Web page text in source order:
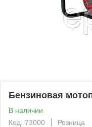
Бензиновая
В наличии
Код: 73000
Розница